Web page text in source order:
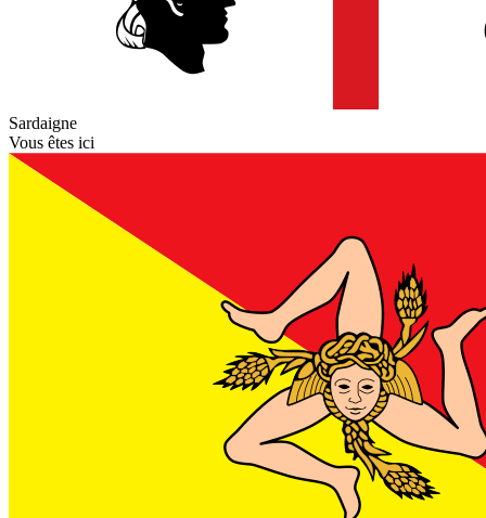
Sardaigne
Vous êtes ici